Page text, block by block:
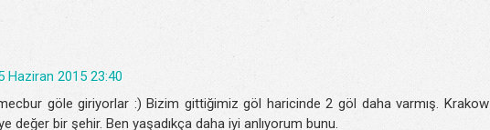
Haziran 2015 23:40
göle giriyorlar :) Bizim gittiğimiz göl haricinde 2 göl daha varmış. Krakow
değer bir şehir. Ben yaşadıkça daha iyi anlıyorum bunu.